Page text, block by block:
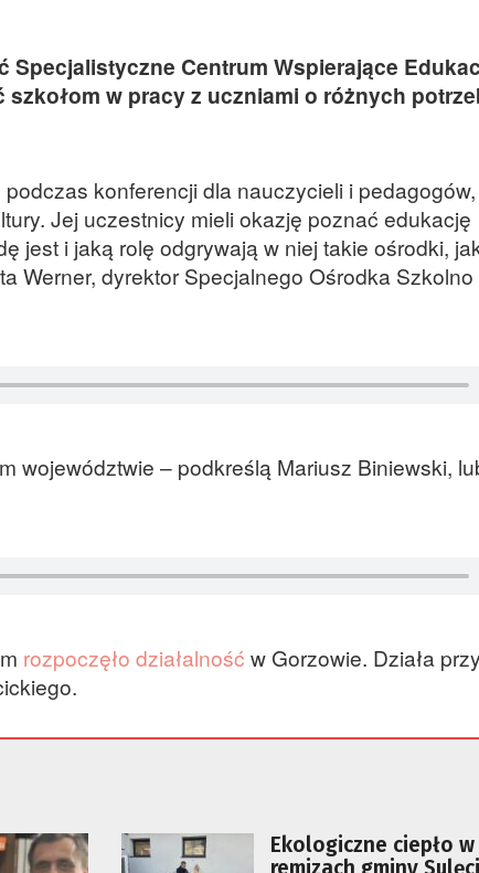
Specjalistyczne Centrum Wspierające
szkołom w pracy z uczniami o różnych
konferencji dla nauczycieli i
Jej uczestnicy mieli okazję poznać edukację
jest i jaką rolę odgrywają w niej takie ośrodki,
Werner, dyrektor Specjalnego Ośrodka Szkolno
województwie – podkreślą Mariusz Biniewski,
rozpoczęło działalność w Gorzowie. Działa
Ekologiczne ciepło w